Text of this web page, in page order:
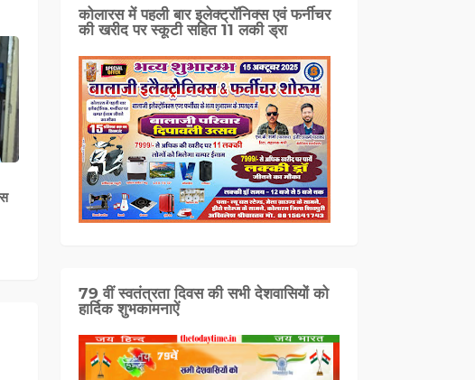
कोलारस में पहली बार इलेक्ट्रॉनिक्स एवं फर्नीचर
की खरीद पर स्कूटी सहित 11 लकी ड्रा
79 वीं स्वतंत्रता दिवस की सभी देशवासियों को
हार्दिक शुभकामनाऐं